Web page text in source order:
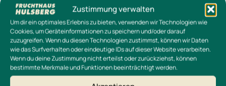
Zustimmung verwalten
Um dir ein optimales Erlebnis zu bieten, verwenden wir Technologien wie
Cookies, um Geräteinformationen zu speichern und/oder darauf
zuzugreifen. Wenn du diesen Technologien zustimmst, können wir Daten
wie das Surfverhalten oder eindeutige IDs auf dieser Website verarbeiten.
Wenn du deine Zustimmung nicht erteilst oder zurückziehst, können
bestimmte Merkmale und Funktionen beeinträchtigt werden.
Auch unser Neubau setzt ein klares Zeichen
für Nachhaltigkeit: Eine300-kW-
Photovoltaikanlagein Kombination mit
einem150-kW-Batteriespeicherdeckt einen
großen Teil unseres Strombedarfs. Die